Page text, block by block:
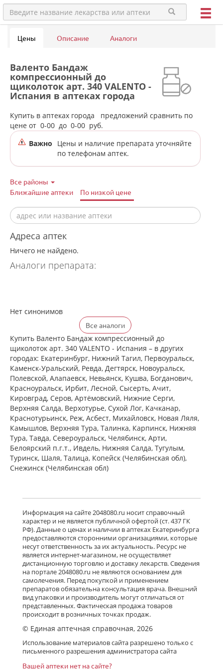
Цены Описание Аналоги
Валенто Бандаж
компрессионный до
щиколоток арт. 340 VALENTO -
Испания в аптеках города
Купить в аптеках города
предложений сравнить по
цене от 0-00 до 0-00 руб.
Важно
Цены и наличие препарата уточняйте
по телефонам аптек.
Все районы
Ближайшие аптеки
По низкой цене
Адреса аптек
Ничего не найдено.
Аналоги препарата:
Нет синонимов
Все аналоги
Купить Валенто Бандаж компрессионный до
щиколоток арт. 340 VALENTO - Испания – в других
городах: Екатеринбург, Нижний Тагил, Первоуральск,
Каменск-Уральский, Ревда, Дегтярск, Новоуральск,
Полевской, Алапаевск, Невьянск, Кушва, Богданович,
Красноуральск, Ирбит, Лесной, Сысерть, Ачит,
Кировград, Серов, Артёмовский, Нижние Cерги,
Верхняя Салда, Верхотурье, Сухой Лог, Качканар,
Краснотурьинск, Реж, Асбест, Михайловск, Новая Ляля,
Камышлов, Верхняя Тура, Талинка, Карпинск, Нижняя
Тура, Тавда, Североуральск, Челябинск, Арти,
Белоярский п.г.т., Ивдель, Нижняя Салда, Тугулым,
Туринск, Шаля, Талица, Копейск (Челябинская обл),
Снежинск (Челябинская обл)
Информация на сайте 2048080.ru носит справочный
характер и не является публичной офертой (ст. 437 ГК
РФ). Данные о ценах и наличии в аптеках Екатеринбурга
предоставляются сторонними организациями, которые
несут ответственность за их актуальность. Ресурс не
является интернет-магазином, не осуществляет
дистанционную торговлю и доставку лекарств. Сведения
на портале 2048080.ru не являются основанием для
самолечения. Перед покупкой и применением
препаратов обязательна консультация врача. Внешний
вид упаковки и производитель могут отличаться от
представленных. Фактическая продажа товаров
происходит в розничных точках продаж.
© Единая аптечная справочная, 2026
Использование материалов сайта разрешено только с
письменного разрешения администратора сайта
Вашей аптеки нет на сайте?